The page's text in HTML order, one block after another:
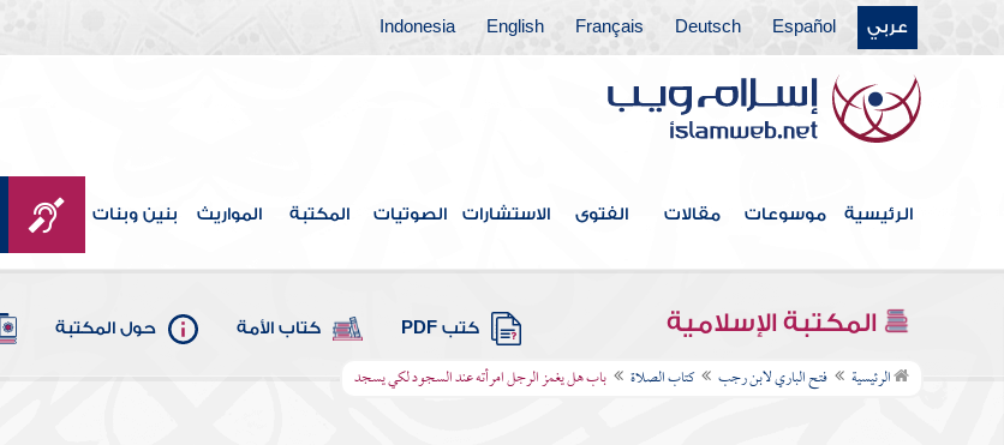
عربي Español
Deutsch
Français
English
Indonesia
الرئيسية موسوعات مقالات الفتوى الاستشارات الصوتيات المكتبة المواريث بنين وبنات
المكتبة الإسلامية كتب PDF كتاب الأمة حول المكتبة
الرئيسية فتح الباري لابن رجب كتاب الصلاة باب هل يغمز الرجل امرأته عند السجود لكي يسجد
فهرس الكتاب
كتاب الإيمان
كتاب الغسل
كتاب الحيض
كتاب التيمم
كتاب الصلاة